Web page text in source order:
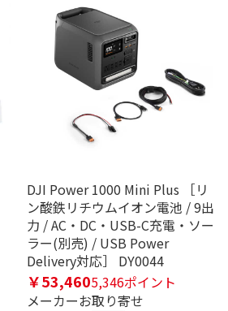
DJI Power 1000 Mini Plus ［リ
ン酸鉄リチウムイオン電池 / 9出
力 / AC・DC・USB-C充電・ソー
ラー(別売) / USB Power
Delivery対応］ DY0044
￥53,4605,346ポイント
メーカーお取り寄せ